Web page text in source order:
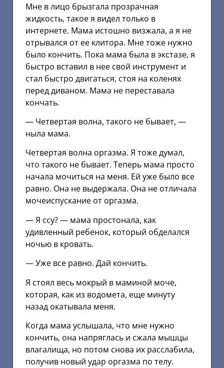
Мне в лицо брызгала прозрачная
жидкость, такое я видел только в
интернете. Мама истошно визжала, а я не
отрывался от ее клитора. Мне тоже нужно
было кончить. Пока мама была в экстазе, я
быстро вставил в нее свой инструмент и
стал быстро двигаться, стоя на коленях
перед диваном. Мама не переставала
кончать.
— Четвертая волна, такого не бывает, —
ныла мама.
Четвертая волна оргазма. Я тоже думал,
что такого не бывает. Теперь мама просто
начала мочиться на меня. Ей уже было все
равно. Она не выдержала. Она не отличала
мочеиспускание от оргазма.
— Я ссу? — мама простонала, как
удивленный ребенок, который обделался
ночью в кровать.
— Уже все равно. Дай кончить.
Я стоял весь мокрый в маминой моче,
которая, как из водомета, еще минуту
назад окатывала меня.
Когда мама услышала, что мне нужно
кончить, она напряглась и сжала мышцы
влагалища, но потом снова их расслабила,
получив новый удар оргазма по телу.